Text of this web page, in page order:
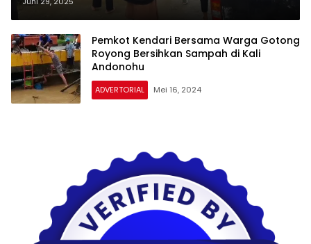
Pemkot Kendari Bersama Warga Gotong
Royong Bersihkan Sampah di Kali
Andonohu
ADVERTORIAL Mei 16, 2024